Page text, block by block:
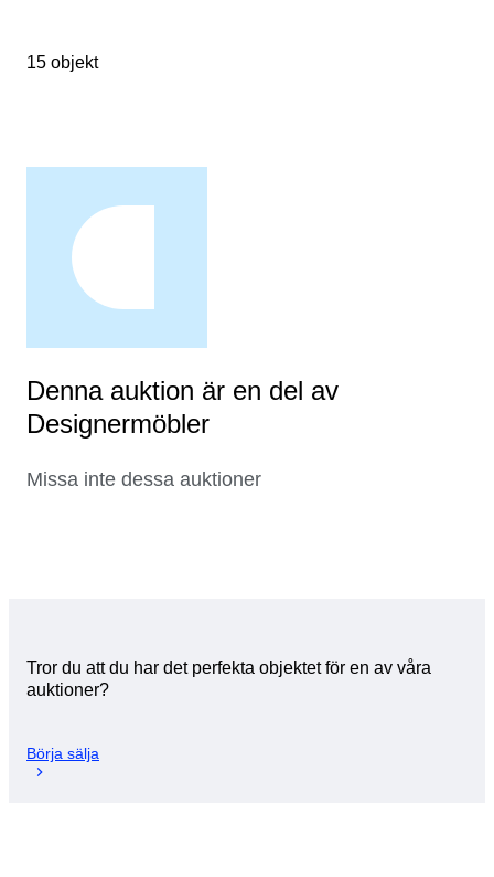
15 objekt
Denna auktion är en del av
Designermöbler
Missa inte dessa auktioner
Tror du att du har det perfekta objektet för en av våra
auktioner?
Börja sälja